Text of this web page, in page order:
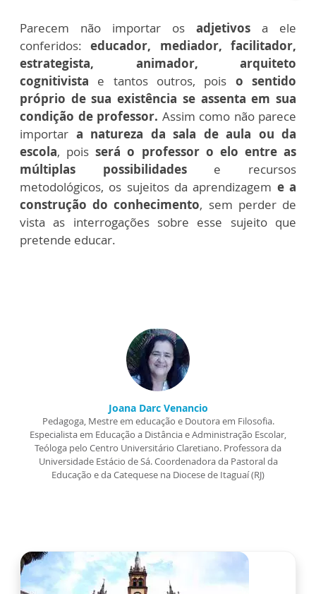
Parecem não importar os adjetivos a ele
conferidos:educador, mediador, facilitador,
estrategista, animador, arquiteto
cognitivista e tantos outros, pois o sentido
próprio de sua existência se assenta em sua
condição de professor. Assim como não parece
importar a natureza da sala de aula ou da
escola, poisserá o professor o elo entre as
múltiplas possibilidadese recursos
metodológicos, os sujeitos da aprendizagem e a
construção do conhecimento, sem perder de
vista as interrogações sobre esse sujeito que
pretende educar.
Joana Darc Venancio
Pedagoga, Mestre em educação e Doutora em Filosofia.
Especialista em Educação a Distância e Administração Escolar,
Teóloga pelo Centro Universitário Claretiano. Professora da
Universidade Estácio de Sá. Coordenadora da Pastoral da
Educação e da Catequese na Diocese de Itaguaí (RJ)